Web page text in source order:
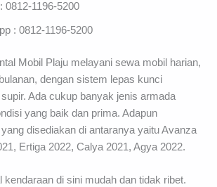
0812-1196-5200
: 0812-1196-5200
Mobil Plaju melayani sewa mobil harian,
dengan sistem lepas kunci
Ada cukup banyak jenis armada
yang baik dan prima. Adapun
disediakan di antaranya yaitu Avanza
Ertiga 2022, Calya 2021, Agya 2022.
kendaraan di sini mudah dan tidak ribet.